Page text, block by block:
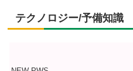
テクノロジー/予備知識